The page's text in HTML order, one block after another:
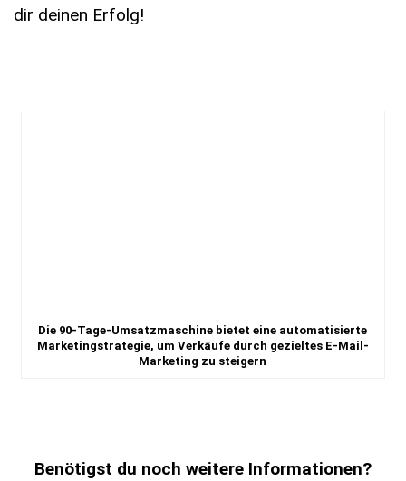
dir deinen Erfolg!
Die 90-Tage-Umsatzmaschine bietet eine automatisierte
Marketingstrategie, um Verkäufe durch gezieltes E-Mail-
Marketing zu steigern
Benötigst du noch weitere Informationen?